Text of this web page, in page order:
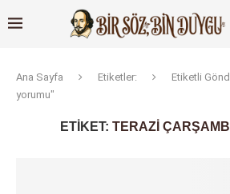
Ana Sayfa Etiketler:
Etiketli
yorumu"
ETIKET: TERAZI